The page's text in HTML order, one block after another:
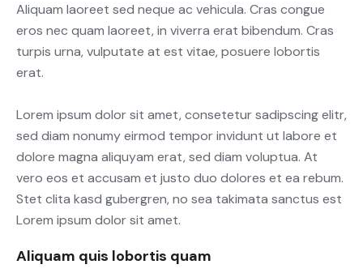
Aliquam laoreet sed neque ac vehicula. Cras congue
eros nec quam laoreet, in viverra erat bibendum. Cras
turpis urna, vulputate at est vitae, posuere lobortis
erat.
Lorem ipsum dolor sit amet, consetetur sadipscing elitr,
sed diam nonumy eirmod tempor invidunt ut labore et
dolore magna aliquyam erat, sed diam voluptua. At
vero eos et accusam et justo duo dolores et ea rebum.
Stet clita kasd gubergren, no sea takimata sanctus est
Lorem ipsum dolor sit amet.
Aliquam quis lobortis quam